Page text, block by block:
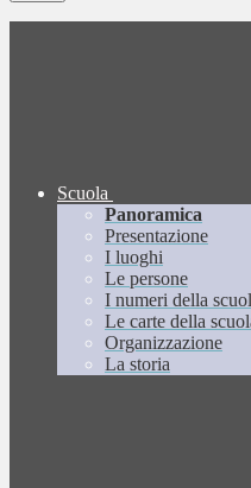
Scuola
Panoramica
Presentazione
I luoghi
Le persone
I numeri della
Le carte della
Organizzazione
La storia